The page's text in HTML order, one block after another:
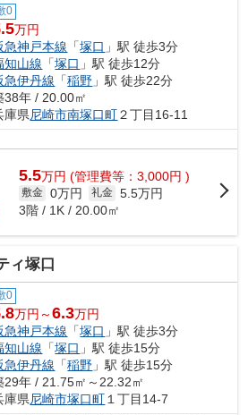
0
万円
急神戸本線 「塚口 」駅 徒歩3分
知山線 「塚口 」駅 徒歩12分
急伊丹線 「稲野 」駅 徒歩22分
38年 / 20.00㎡
庫県尼崎市南塚口町２丁目16-11
5.5万円 (管理費等：3,000円 )
敷金 0万円 礼金 5.5万円
3階 / 1K / 20.00㎡
ィ塚口
0
万円～6.3万円
急神戸本線 「塚口 」駅 徒歩3分
知山線 「塚口 」駅 徒歩15分
急伊丹線 「稲野 」駅 徒歩15分
29年 / 21.75㎡～22.32㎡
庫県尼崎市塚口町 １丁目14-7